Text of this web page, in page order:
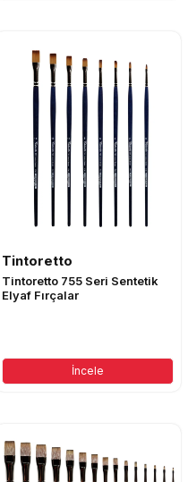
Tintoretto
Tintoretto 755 Seri Sentetik
Elyaf Fırçalar
İncele